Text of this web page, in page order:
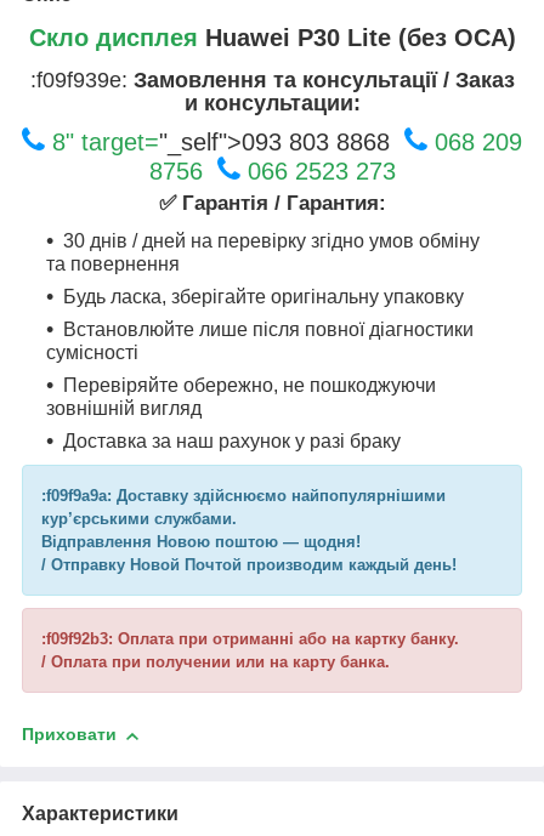
Скло дисплея Huawei P30 Lite (без OCA)
:f09f939e: Замовлення та консультації / Заказ
и консультации:
8" target="_self">093 803 8868
068 209
8756
066 2523 273
✅ Гарантія / Гарантия:
30 днів / дней на перевірку згідно умов обміну
та повернення
Будь ласка, зберігайте оригінальну упаковку
Встановлюйте лише після повної діагностики
сумісності
Перевіряйте обережно, не пошкоджуючи
зовнішній вигляд
Доставка за наш рахунок у разі браку
:f09f9a9a: Доставку здійснюємо найпопулярнішими
кур’єрськими службами.
Відправлення Новою поштою — щодня!
/ Отправку Новой Почтой производим каждый день!
:f09f92b3: Оплата при отриманні або на картку банку.
/ Оплата при получении или на карту банка.
Приховати
Характеристики